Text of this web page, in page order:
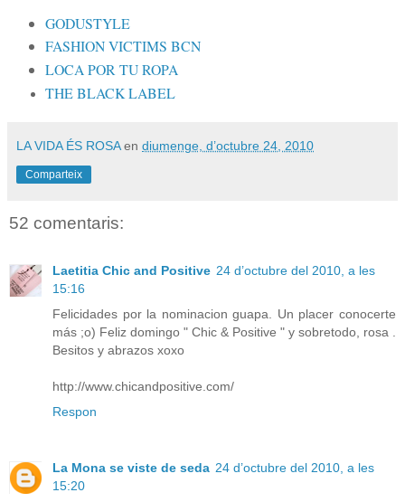
GODUSTYLE
FASHION VICTIMS BCN
LOCA POR TU ROPA
THE BLACK LABEL
LA VIDA ÉS ROSA en diumenge, d’octubre 24, 2010
Comparteix
52 comentaris:
Laetitia Chic and Positive 24 d’octubre del 2010, a les
15:16
Felicidades por la nominacion guapa. Un placer conocerte
más ;o) Feliz domingo " Chic & Positive " y sobretodo, rosa .
Besitos y abrazos xoxo
http://www.chicandpositive.com/
Respon
La Mona se viste de seda 24 d’octubre del 2010, a les
15:20